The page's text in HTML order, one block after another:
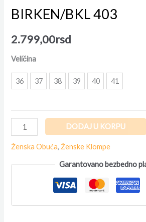
BIRKEN/BKL 403
2.799,00rsd
Veličina
36 37 38 39 40 41
DODAJ U KORPU
Ženska Obuća, Ženske Klompe
Garantovano bezbedno